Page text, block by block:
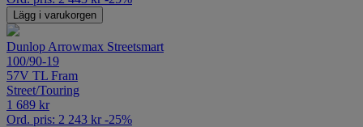
Lägg i varukorgen
Dunlop Arrowmax Streetsmart
100/90-19
57V TL Fram
Street/Touring
1 689 kr
Ord. pris: 2 243 kr -25%